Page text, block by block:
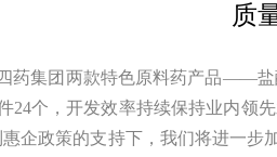
质
药集团两款特色原料药产品——
24个，开发效率持续保持业内领
企政策的支持下，我们将进一步